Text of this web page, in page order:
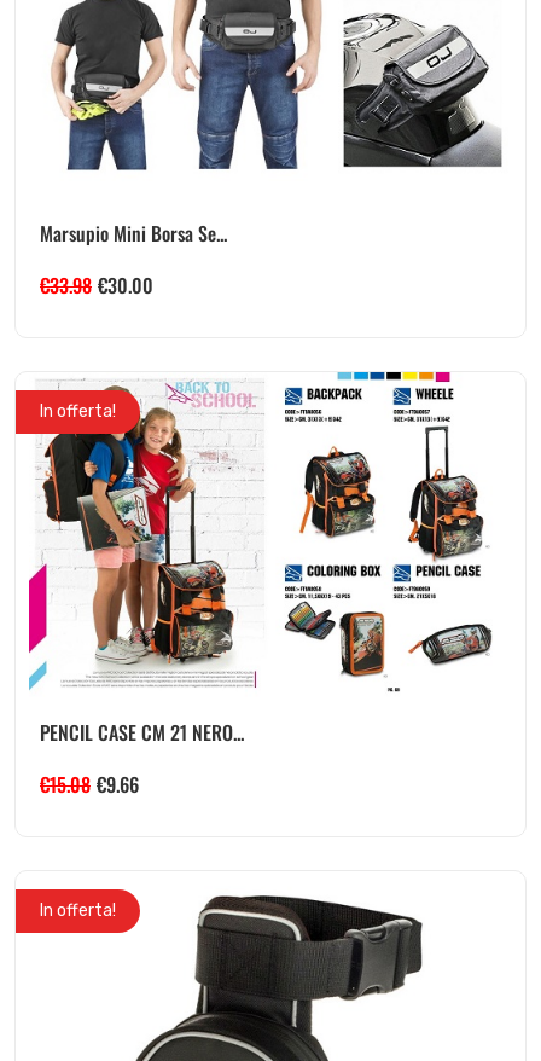
Marsupio Mini Borsa Se...
€33.98 €30.00
In offerta!
PENCIL CASE CM 21 NERO...
€15.08 €9.66
In offerta!